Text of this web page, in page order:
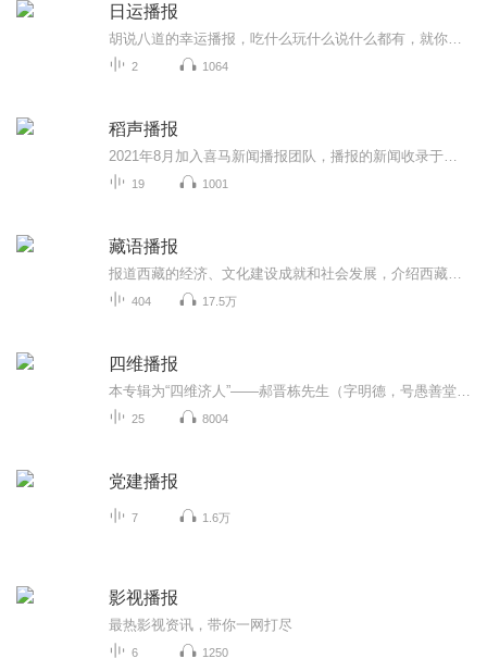
日运播报
2 1064
稻声播报
19 1001
藏语播报
404 17.5万
四维播报
25 8004
党建播报
7 1.6万
影视播报
最热影视资讯，带你一网打尽
6 1250